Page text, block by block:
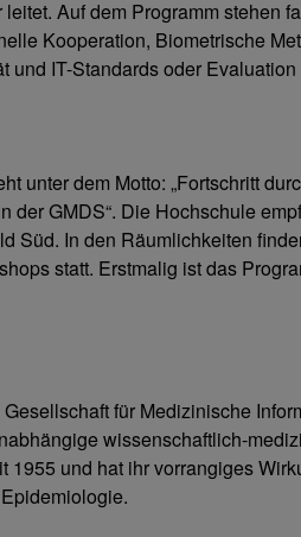
leitet. Auf dem Programm stehen
Kooperation, Biometrische
und IT-Standards oder
unter dem Motto: „Fortschritt
der GMDS“. Die Hochschule
Süd. In den Räumlichkeiten
statt. Erstmalig ist das
Gesellschaft für Medizinische
wissenschaftlich-
1955 und hat ihr vorrangiges